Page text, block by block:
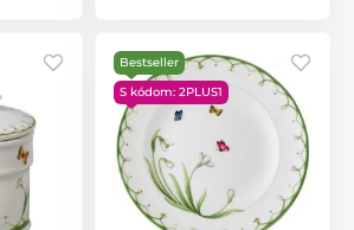
Bestseller
S kódom: 2PLUS1